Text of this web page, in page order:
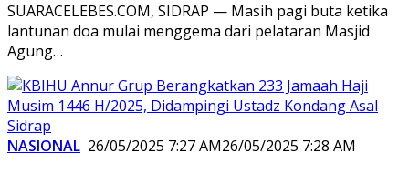
SUARACELEBES.COM, SIDRAP — Masih pagi buta ketika
lantunan doa mulai menggema dari pelataran Masjid
Agung…
NASIONAL 26/05/2025 7:27 AM26/05/2025 7:28 AM